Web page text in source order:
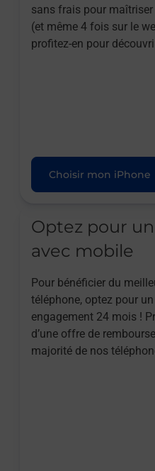
sans frais pour
(et même 4 fois sur le
profitez-en pour
Choisir mon iPhone
Optez pour
avec mobile
Pour bénéficier du
téléphone, optez pour
engagement 24 mois !
d’une offre de
majorité de nos